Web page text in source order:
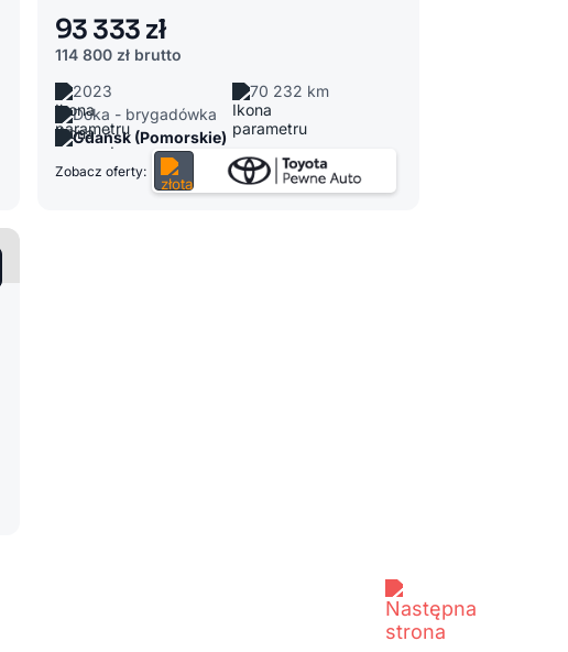
93 333 zł
114 800 zł brutto
2023
70 232 km
Doka - brygadówka
Gdańsk (Pomorskie)
Zobacz oferty: